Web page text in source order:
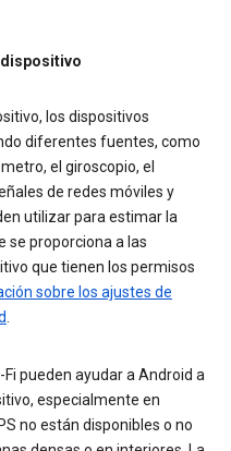
los dispositivos
diferentes fuentes, como
el giroscopio, el
de redes móviles y
utilizar para estimar la
se proporciona a las
que tienen los permisos
sobre los ajustes de
pueden ayudar a Android a
especialmente en
no están disponibles o no